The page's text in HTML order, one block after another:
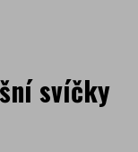
svíčky